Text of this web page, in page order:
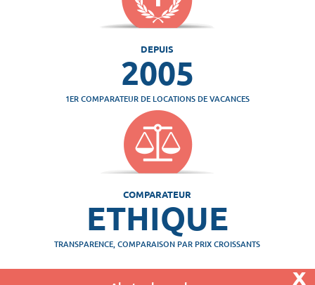
x
DEPUIS
2005
1ER COMPARATEUR DE LOCATIONS DE VACANCES
COMPARATEUR
ETHIQUE
TRANSPARENCE, COMPARAISON PAR PRIX CROISSANTS